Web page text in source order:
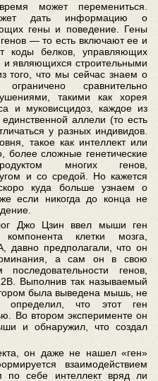
может перемениться.
дать информацию о
гены и поведение. Гены
— то есть включают ее и
белков, управляющих
и являющихся строительными
того, что мы сейчас знаем о
ограничено сравнительно
такими как хорея
и муковисцидоз, каждое из
аллели (то есть
у разных индивидов.
такое как интеллект или
более сложные генетические
многих генов,
и со средой. Но кажется
куда больше узнаем о
если никогда до конца не
Джо Цзин ввел мыши ген
клетки мозга,
давно предполагали, что он
а сам он в свою
генов,
Выполнив так называемый
была выведена мышь, не
что этот ген
Во втором эксперименте он
и обнаружил, что создал
он даже не нашел «ген»
взаимодействием
по себе интеллект вряд ли